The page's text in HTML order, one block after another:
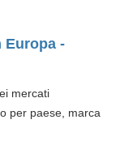
Europa -
mercati
per paese, marca